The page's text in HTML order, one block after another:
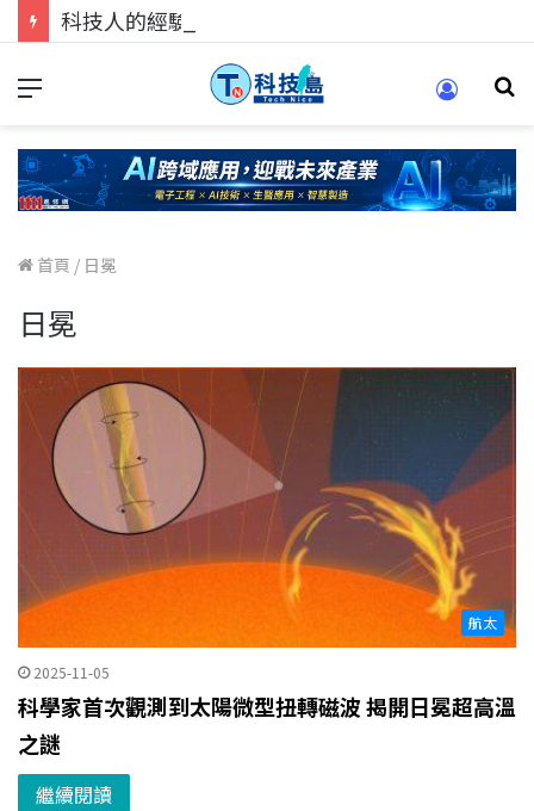
首頁 / 日冕
日冕
航太
2025-11-05
科學家首次觀測到太陽微型扭轉磁波 揭開日冕超高溫
之謎
繼續閱讀